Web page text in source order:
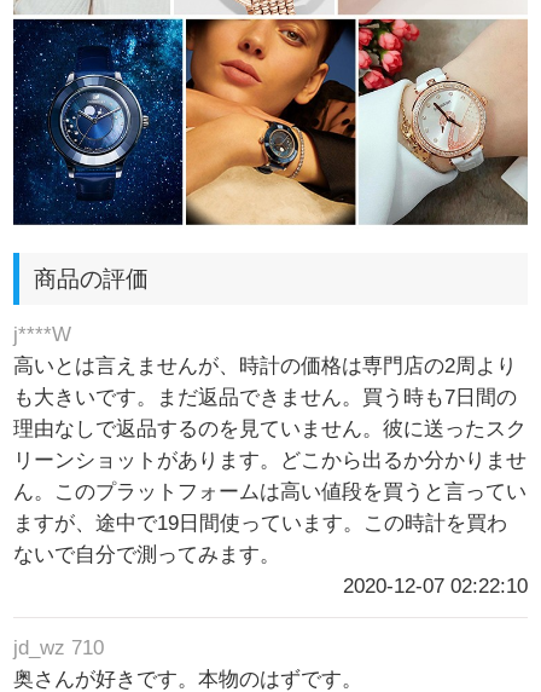
商品の評価
j****W
高いとは言えませんが、時計の価格は専門店の2周より
も大きいです。まだ返品できません。買う時も7日間の
理由なしで返品するのを見ていません。彼に送ったスク
リーンショットがあります。どこから出るか分かりませ
ん。このプラットフォームは高い値段を買うと言ってい
ますが、途中で19日間使っています。この時計を買わ
ないで自分で測ってみます。
2020-12-07 02:22:10
jd_wz 710
奥さんが好きです。本物のはずです。